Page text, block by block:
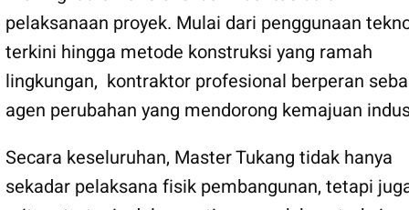
pelaksanaan proyek. Mulai dari penggunaan
terkini hingga metode konstruksi yang ramah
lingkungan, kontraktor profesional berperan
agen perubahan yang mendorong kemajuan
Secara keseluruhan, Master Tukang tidak hanya
sekadar pelaksana fisik pembangunan, tetapi